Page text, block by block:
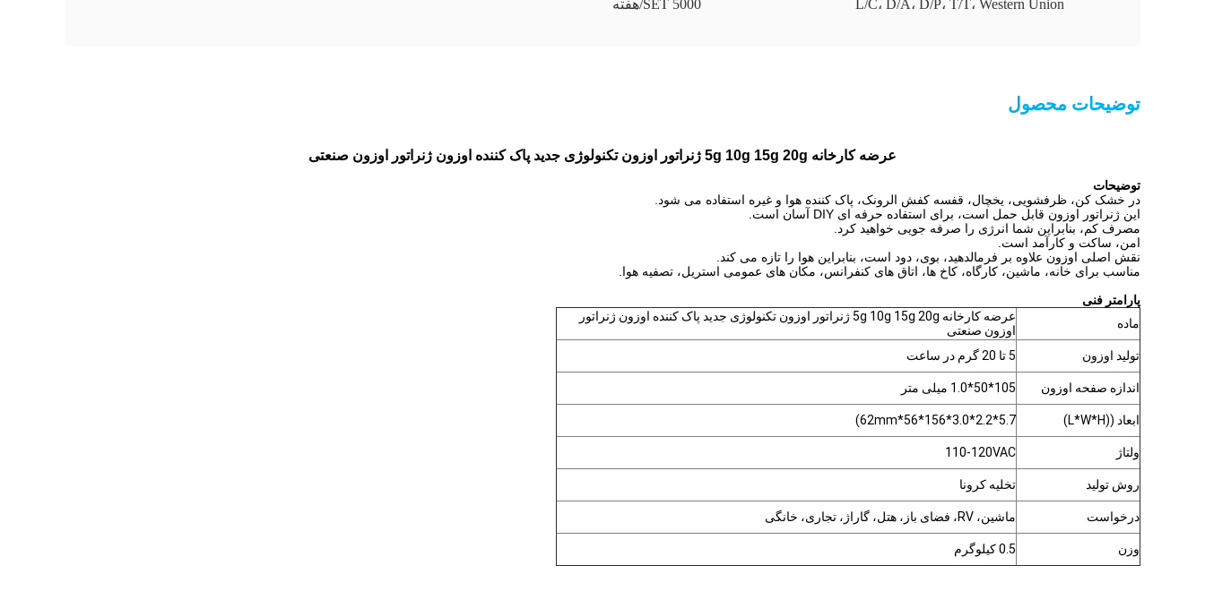
L/C، D/A، D/P، T/T، Western Union 5000 SET/هفته
توضیحات محصول
عرضه کارخانه 5g 10g 15g 20g ژنراتور اوزون تکنولوژی جدید پاک کننده اوزون ژنراتور اوزون صنعتی
توضیحات
در خشک کن، ظرفشویی، یخچال، قفسه کفش الرونک، پاک کننده هوا و غیره استفاده می شود.
این ژنراتور اوزون قابل حمل است، برای استفاده حرفه ای DIY آسان است.
مصرف کم، بنابراین شما انرژی را صرفه جویی خواهید کرد.
امن، ساکت و کارآمد است.
نقش اصلی اوزون علاوه بر فرمالدهید، بوی، دود است، بنابراین هوا را تازه می کند.
مناسب برای خانه، ماشین، کارگاه، کاخ ها، اتاق های کنفرانس، مکان های عمومی استریل، تصفیه هوا.
پارامتر فنی
ماده
عرضه کارخانه 5g 10g 15g 20g ژنراتور اوزون تکنولوژی جدید پاک کننده اوزون ژنراتور
اوزون صنعتی
تولید اوزون
5 تا 20 گرم در ساعت
اندازه صفحه اوزون 105*50*1.0 میلی متر
ابعاد ((L*W*H) 5.7*2.2*3.0*156*56*62mm)
ولتاژ 110-120VAC
روش تولید تخليه کرونا
درخواست ماشین، RV، فضای باز، هتل، گاراژ، تجاری، خانگی
وزن 0.5 کیلوگرم